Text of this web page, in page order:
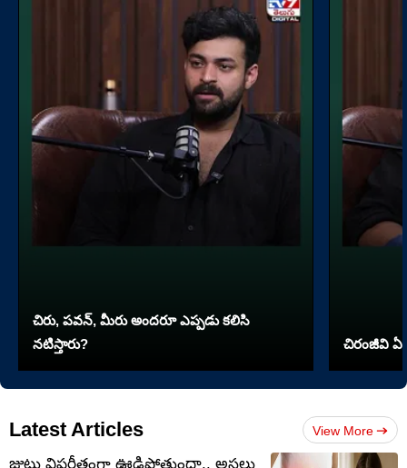
చిరు, పవన్, మీరు అందరూ ఎప్పడు కలిసి
నటిస్తారు?
చిరంజీవి ఏ
Latest Articles View More
జుట్టు విపరీతంగా ఊడిపోతుందా.. అసలు